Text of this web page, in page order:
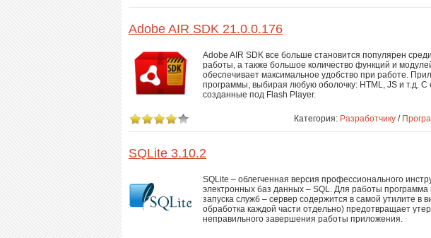
Adobe AIR SDK 21.0.0.176
Adobe AIR SDK все больше становится популярен
работы, а также большое количество функций и
обеспечивает максимальное удобство при работе.
программы, выбирая любую оболочку: HTML, JS и т.д.
созданные под Flash Player.
Категория: Разработчику /
SQLite 3.10.2
SQLite – облегченная версия профессионального
электронных баз данных – SQL. Для работы
запуска служб – сервер содержится в самой утилите в
обработка каждой части отдельно) предотвращает
неправильного завершения работы приложения.